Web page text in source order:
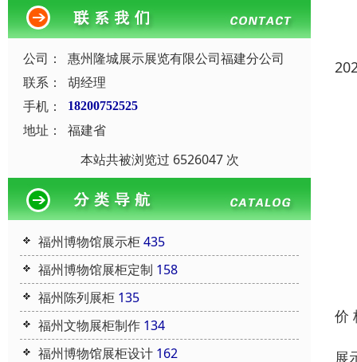
公司：
惠州隆城展示展览有限公司福建分公司
联系：
胡经理
手机：
18200752525
地址：
福建省
本站共被浏览过 6526047 次
福州博物馆展示柜435
福州博物馆展柜定制 158
福州陈列展柜 135
福州文物展柜制作 134
福州博物馆展柜设计 162
价
展